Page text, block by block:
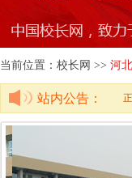
当前位置：校长网 >> 河
站内公告：